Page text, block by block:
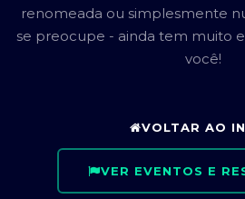
renomeada ou simplesmente
se preocupe - ainda tem muito
você!
VOLTAR AO
VER EVENTOS E